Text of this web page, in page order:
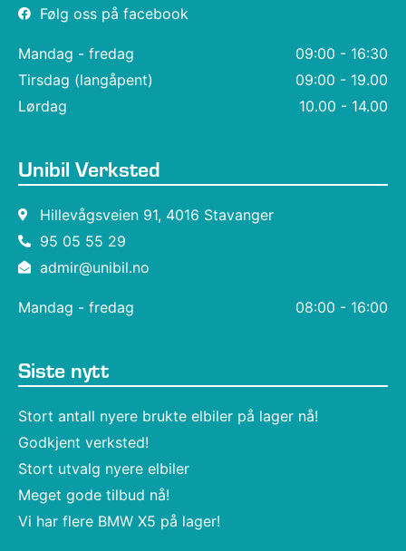
Følg oss på facebook
Mandag - fredag
09:00 - 16:30
Tirsdag (langåpent)
09:00 - 19.00
Lørdag
10.00 - 14.00
Unibil Verksted
Hillevågsveien 91, 4016 Stavanger
95 05 55 29
admir@unibil.no
Mandag - fredag 08:00 - 16:00
Siste nytt
Stort antall nyere brukte elbiler på lager nå!
Godkjent verksted!
Stort utvalg nyere elbiler
Meget gode tilbud nå!
Vi har flere BMW X5 på lager!